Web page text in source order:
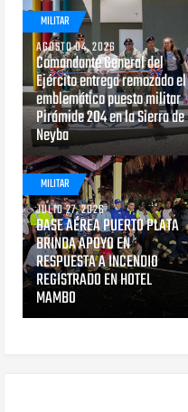
MILITAR
AGOSTO 04, 2026
Comandante General del
Ejército entrega remozado el
emblemático puesto militar
Pirámide 204 en la Sierra de
Neyba
MILITAR
JULIO 27, 2026
BASE AÉREA PUERTO PLATA
BRINDA APOYO EN
RESPUESTA A INCENDIO
REGISTRADO EN HOTEL
MAMBO